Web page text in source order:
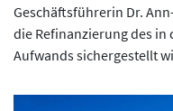
Geschäftsführerin Dr.
die Refinanzierung des
Aufwands sichergestellt